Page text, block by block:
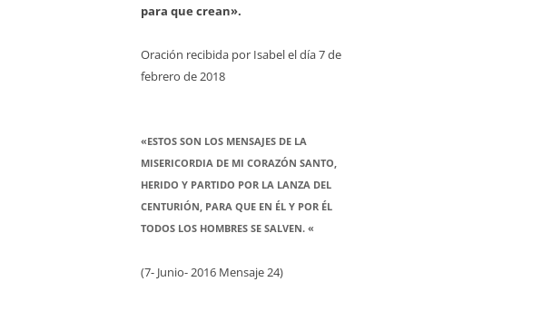
para que crean».
Oración recibida por Isabel el día 7 de
febrero de 2018
«ESTOS SON LOS MENSAJES DE LA
MISERICORDIA DE MI CORAZÓN SANTO,
HERIDO Y PARTIDO POR LA LANZA DEL
CENTURIÓN, PARA QUE EN ÉL Y POR ÉL
TODOS LOS HOMBRES SE SALVEN. «
(7- Junio- 2016 Mensaje 24)